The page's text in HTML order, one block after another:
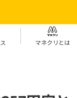
マネクリとは